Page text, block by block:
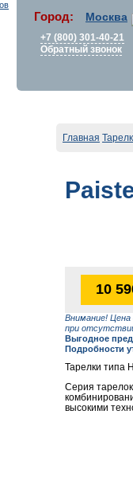
Город: Москва
+7 (800) 301-40-21
Обратный звонок
Главная
10
Внимание! Цена
при
Выгодное
Подробности
Тарелки типа
Серия
высокими